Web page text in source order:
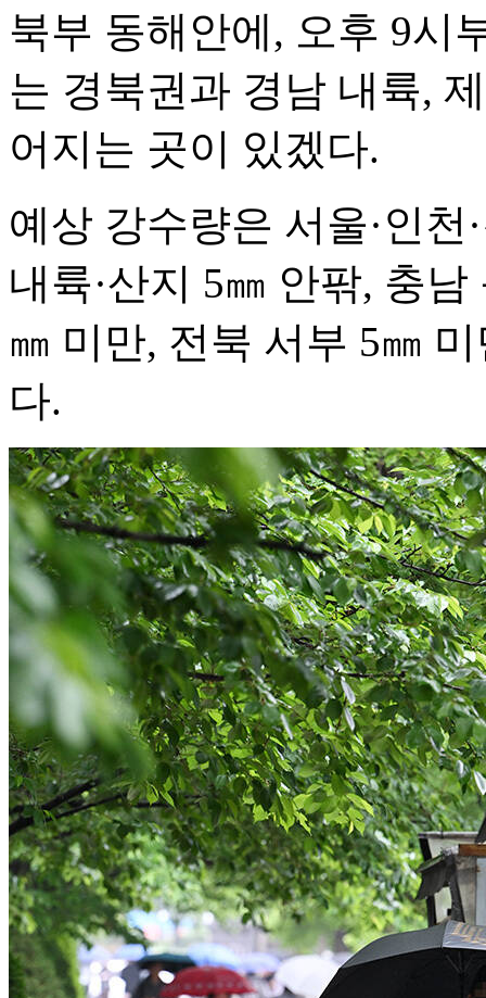
북부 동해안에, 오후 9시
는 경북권과 경남 내륙,
어지는 곳이 있겠다.
예상 강수량은 서울·인천
내륙·산지 5㎜ 안팎, 충
㎜ 미만, 전북 서부 5㎜
다.